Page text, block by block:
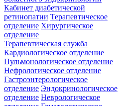
Кабинет диабетической
ретинопатии Терапевтическое
отделение Хирургическое
отделение
Терапевтическая служба
Кардиологическое отделение
Пульмонологическое отделение
Нефрологическое отделение
Гастроэнтерологическое
отделение Эндокринологическое
отделение Неврологическое